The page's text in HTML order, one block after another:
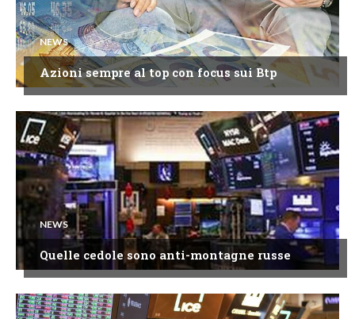
NEWS
Azioni sempre al top con focus sui Btp
NEWS
Quelle cedole sono anti-montagne russe